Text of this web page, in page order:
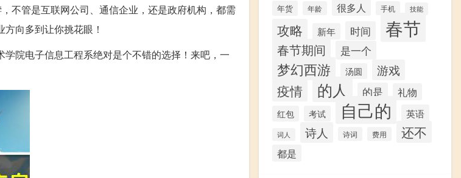
不管是互联网公司、通信企业，还是政府机构，都需
向多到让你挑花眼！
院电子信息工程系绝对是个不错的选择！来吧，一
年货 年龄 很多人 手机 技能
攻略 新年 时间 春节
春节期间 是一个
梦幻西游 汤圆 游戏
疫情 的人 的是 礼物
红包 考试 自己的 英语
词人 诗人 诗词 费用 还不
都是